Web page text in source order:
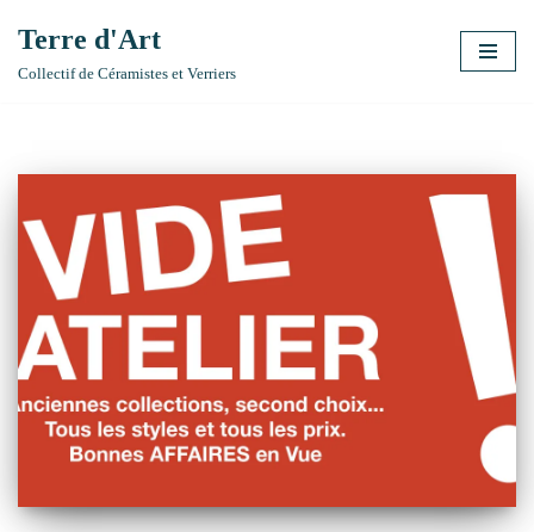
Aller
Terre d'Art
Collectif de Céramistes et Verriers